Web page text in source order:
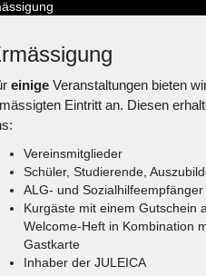
einigeVeranstaltungen bieten
Eintritt an. Diesen
Vereinsmitglieder
Schüler, Studierende,
ALG- und Sozialhilfeempfänger
Kurgäste mit einem Gutschein
Welcome-Heft in Kombination
Gastkarte
Inhaber der JULEICA